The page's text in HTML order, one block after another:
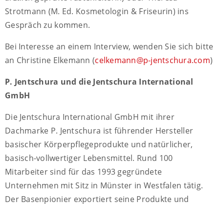
Strotmann (M. Ed. Kosmetologin & Friseurin) ins
Gespräch zu kommen.
Bei Interesse an einem Interview, wenden Sie sich bitte
an Christine Elkemann (celkemann@p-jentschura.com)
P. Jentschura und die Jentschura International
GmbH
Die Jentschura International GmbH mit ihrer
Dachmarke P. Jentschura ist führender Hersteller
basischer Körperpflegeprodukte und natürlicher,
basisch-vollwertiger Lebensmittel. Rund 100
Mitarbeiter sind für das 1993 gegründete
Unternehmen mit Sitz in Münster in Westfalen tätig.
Der Basenpionier exportiert seine Produkte und